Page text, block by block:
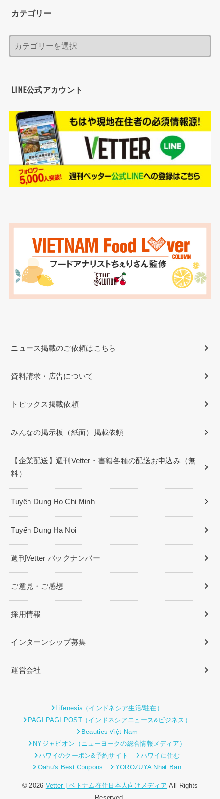
カテゴリー
LINE公式アカウント
ニュース掲載のご依頼はこちら
資料請求・広告について
トピックス掲載依頼
みんなの掲示板（紙面）掲載依頼
【企業配送】週刊Vetter・書籍各種の配送お申込み（無
料）
Tuyển Dụng Ho Chi Minh
Tuyển Dụng Ha Noi
週刊Vetter バックナンバー
ご意見・ご感想
採用情報
インターンシップ募集
運営会社
Lifenesia（インドネシア生活/駐在）
PAGI PAGI POST（インドネシアニュース&ビジネス）
Beauties Việt Nam
NYジャピオン（ニューヨークの総合情報メディア）
ハワイのクーポン&予約サイト
ハワイに住む
Oahu’s Best Coupons
YOROZUYA Nhat Ban
© 2026 Vetter | ベトナム在住日本人向けメディア All Rights
Reserved.